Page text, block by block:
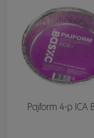
Pajform 4-p ICA